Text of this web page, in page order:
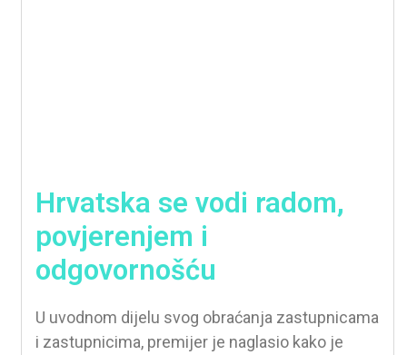
Hrvatska se vodi radom,
povjerenjem i
odgovornošću
U uvodnom dijelu svog obraćanja zastupnicama
i zastupnicima, premijer je naglasio kako je